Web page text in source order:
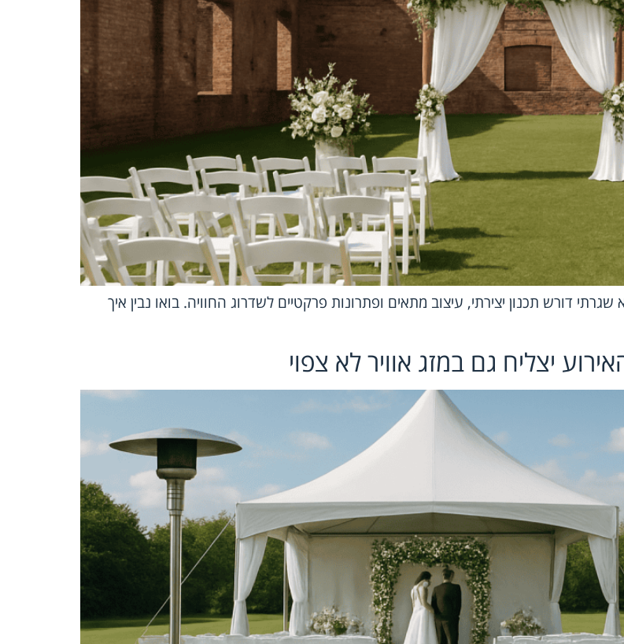
דורש תכנון יצירתי, עיצוב מתאים ופתרונות פרקטיים לשדרוג החוויה. בואו נבין איך
יצליח גם במזג אוויר לא צפוי